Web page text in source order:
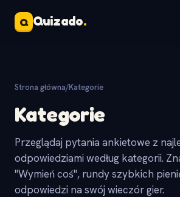
Q Quizado.
Strona główna/Kategorie
Kategorie
Przeglądaj pytania ankietowe z
odpowiedziami według kategorii.
"Wymień coś", rundy szybkich
odpowiedzi na swój wieczór gier.